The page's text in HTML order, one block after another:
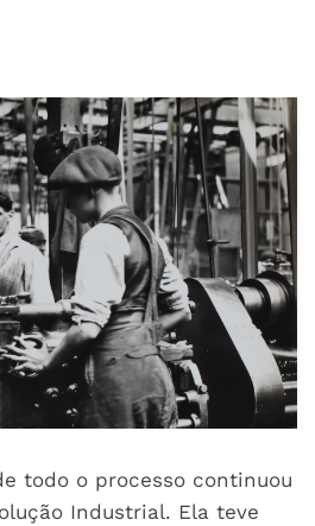
todo o processo continuou
Industrial. Ela teve